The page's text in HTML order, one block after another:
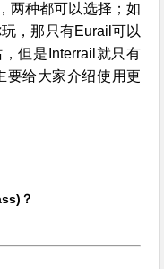
两种都可以选择；如
，那只有Eurail可以
但是Interrail就只有
要给大家介绍使用更
？